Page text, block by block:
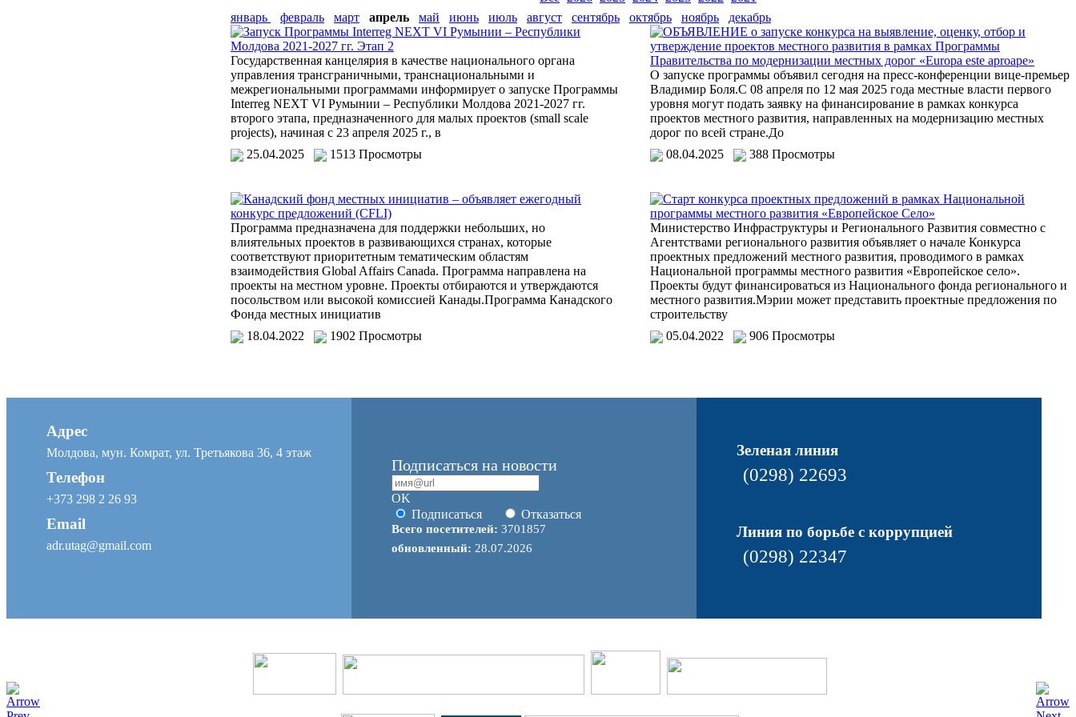
январь
февраль март апрель май июнь июль август сентябрь октябрь ноябрь
декабрь
Запуск Программы Interreg NEXT VI Румынии – Республики
Молдова 2021-2027 гг. Этап 2
Государственная канцелярия в качестве национального органа
управления трансграничными, транснациональными и
межрегиональными программами информирует о запуске Программы
Interreg NEXT VI Румынии – Республики Молдова 2021-2027 гг.
второго этапа, предназначенного для малых проектов (small scale
projects), начиная с 23 апреля 2025 г., в
25.04.2025
1513 Просмотры
ОБЪЯВЛЕНИЕ о запуске конкурса на выявление, оценку, отбор и
утверждение проектов местного развития в рамках Программы
Правительства по модернизации местных дорог «Еuropa este aproape»
О запуске программы объявил сегодня на пресс-конференции вице-премьер
Владимир Боля.С 08 апреля по 12 мая 2025 года местные власти первого
уровня могут подать заявку на финансирование в рамках конкурса
проектов местного развития, направленных на модернизацию местных
дорог по всей стране.До
08.04.2025
388 Просмотры
Канадский фонд местных инициатив – объявляет ежегодный
конкурс предложений (CFLI)
Программа предназначена для поддержки небольших, но
влиятельных проектов в развивающихся странах, которые
соответствуют приоритетным тематическим областям
взаимодействия Global Affairs Canada. Программа направлена на
проекты на местном уровне. Проекты отбираются и утверждаются
посольством или высокой комиссией Канады.Программа Канадского
Фонда местных инициатив
18.04.2022
1902 Просмотры
Старт конкурса проектных предложений в рамках Национальной
программы местного развития «Европейское Село»
Министерство Инфраструктуры и Регионального Развития совместно с
Агентствами регионального развития объявляет о начале Конкурса
проектных предложений местного развития, проводимого в рамках
Национальной программы местного развития «Европейское село».
Проекты будут финансироваться из Национального фонда регионального и
местного развития.Мэрии может представить проектные предложения по
строительству
05.04.2022
906 Просмотры
Адрес
Молдова, мун. Комрат, ул. Третьякова 36, 4 этаж
Телефон
+373 298 2 26 93
Email
adr.utag@gmail.com
Подписаться на новости
OK
Подписаться
Отказаться
Всего посетителей: 3701857
обновленный: 28.07.2026
Зеленая линия
(0298) 22693
Линия по борьбе с коррупцией
(0298) 22347